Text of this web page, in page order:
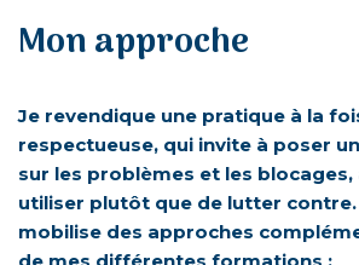
Mon approche
Je revendique une pratique à la
respectueuse, qui invite à poser
sur les problèmes et les blocages,
utiliser plutôt que de lutter contre.
mobilise des approches
de mes différentes formations :